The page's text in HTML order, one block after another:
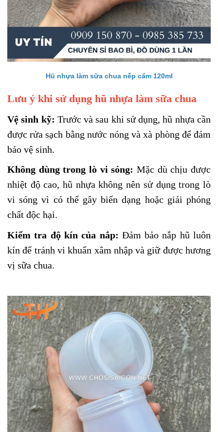
Hũ nhựa làm sữa chua nếp cẩm 120ml
Lưu ý khi sử dụng hũ nhựa làm sữa chua
Vệ sinh kỹ: Trước và sau khi sử dụng, hũ nhựa cần
được rửa sạch bằng nước nóng và xà phòng để đảm
bảo vệ sinh.
Không dùng trong lò vi sóng: Mặc dù chịu được
nhiệt độ cao, hũ nhựa không nên sử dụng trong lò
vi sóng vì có thể gây biến dạng hoặc giải phóng
chất độc hại.
Kiểm tra độ kín của nắp: Đảm bảo nắp hũ luôn
kín để tránh vi khuẩn xâm nhập và giữ được hương
vị sữa chua.